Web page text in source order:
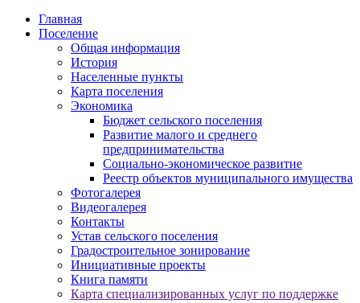
Главная
Поселение
Общая информация
История
Населенные пункты
Карта поселения
Экономика
Бюджет сельского поселения
Развитие малого и среднего
предпринимательства
Социально-экономическое развитие
Реестр объектов муниципального имущества
Фотогалерея
Видеогалерея
Контакты
Устав сельского поселения
Градостроительное зонирование
Инициативные проекты
Книга памяти
Карта специализированных услуг по поддержке